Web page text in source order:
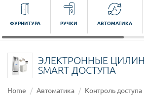
ФУРНИТУРА РУЧКИ АВТОМАТИКА
ЭЛЕКТРОННЫЕ
SMART ДОСТУПА
Home Автоматика
Контроль доступа